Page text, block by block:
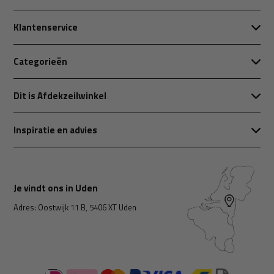
Klantenservice
Categorieën
Dit is Afdekzeilwinkel
Inspiratie en advies
Je vindt ons in Uden
Adres: Oostwijk 11 B, 5406 XT Uden